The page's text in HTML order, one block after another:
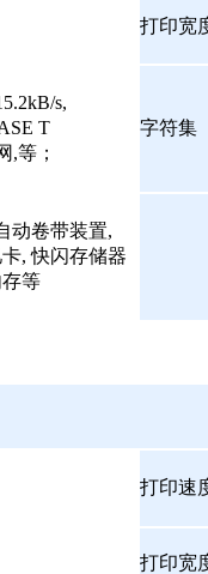
打印宽
s,
T
,等；
字符集
动卷带装置,
, 快闪存储器
等
打印速
打印宽